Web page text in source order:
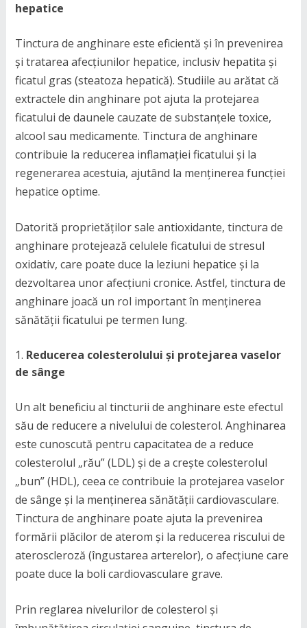
hepatice
Tinctura de anghinare este eficientă și în prevenirea
și tratarea afecțiunilor hepatice, inclusiv hepatita și
ficatul gras (steatoza hepatică). Studiile au arătat că
extractele din anghinare pot ajuta la protejarea
ficatului de daunele cauzate de substanțele toxice,
alcool sau medicamente. Tinctura de anghinare
contribuie la reducerea inflamației ficatului și la
regenerarea acestuia, ajutând la menținerea funcției
hepatice optime.
Datorită proprietăților sale antioxidante, tinctura de
anghinare protejează celulele ficatului de stresul
oxidativ, care poate duce la leziuni hepatice și la
dezvoltarea unor afecțiuni cronice. Astfel, tinctura de
anghinare joacă un rol important în menținerea
sănătății ficatului pe termen lung.
Reducerea colesterolului și protejarea vaselor
de sânge
Un alt beneficiu al tincturii de anghinare este efectul
său de reducere a nivelului de colesterol. Anghinarea
este cunoscută pentru capacitatea de a reduce
colesterolul „rău” (LDL) și de a crește colesterolul
„bun” (HDL), ceea ce contribuie la protejarea vaselor
de sânge și la menținerea sănătății cardiovasculare.
Tinctura de anghinare poate ajuta la prevenirea
formării plăcilor de aterom și la reducerea riscului de
ateroscleroză (îngustarea arterelor), o afecțiune care
poate duce la boli cardiovasculare grave.
Prin reglarea nivelurilor de colesterol și